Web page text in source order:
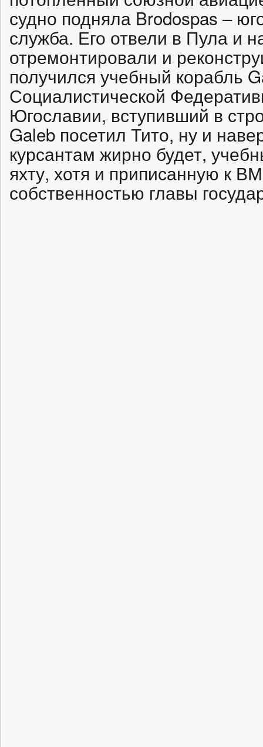
судно подняла Brodospas –
служба. Его отвели в Пула и
отремонтировали и
получился учебный
Социалистической
Югославии, вступивший в
Galeb посетил Тито, ну и
курсантам жирно будет,
яхту, хотя и приписанную к
собственностью главы